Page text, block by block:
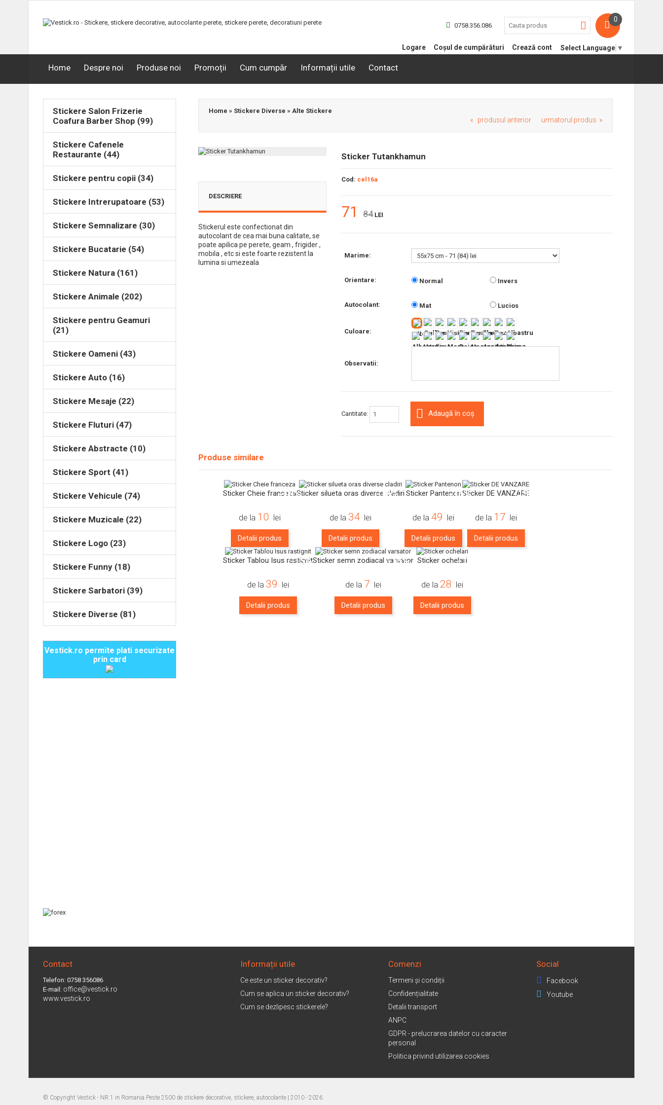
0
0758.356.086
Logare Coșul de cumpărături Crează cont Select Language ▼
Home Despre noi Produse noi Promoții Cum cumpăr Informații utile Contact
Stickere Salon Frizerie
Coafura Barber Shop (99)
Stickere Cafenele
Restaurante (44)
Stickere pentru copii (34)
Stickere Intrerupatoare (53)
Stickere Semnalizare (30)
Stickere Bucatarie (54)
Stickere Natura (161)
Stickere Animale (202)
Stickere pentru Geamuri
(21)
Stickere Oameni (43)
Stickere Auto (16)
Stickere Mesaje (22)
Stickere Fluturi (47)
Stickere Abstracte (10)
Stickere Sport (41)
Stickere Vehicule (74)
Stickere Muzicale (22)
Stickere Logo (23)
Stickere Funny (18)
Stickere Sarbatori (39)
Stickere Diverse (81)
Vestick.ro permite plati securizate
prin card
Home » Stickere Diverse » Alte Stickere
« produsul anterior urmatorul produs »
DESCRIERE
Stickerul este confectionat din
autocolant de cea mai buna calitate, se
poate apilica pe perete, geam , frigider ,
mobila , etc si este foarte rezistent la
lumina si umezeala
Sticker Tutankhamun
Cod: cel16a
71 84LEI
Marime:
Orientare: Normal Invers
Autocolant: Mat Lucios
Culoare:
Observatii:
Cantitate: Adaugă în coș
Produse similare
-16%
Sticker Cheie franceza
de la 10 lei
Detalii produs
-16%
Sticker silueta oras diverse cladiri
de la 34 lei
Detalii produs
-16%
Sticker Pantenon
de la 49 lei
Detalii produs
-15%
Sticker DE VANZARE
de la 17 lei
Detalii produs
-15%
Sticker Tablou Isus rastignit
de la 39 lei
Detalii produs
-15%
Sticker semn zodiacal varsator
de la 7 lei
Detalii produs
-16%
Sticker ochelari
de la 28 lei
Detalii produs
Contact
Telefon: 0758 356086
E-mail: office@vestick.ro
www.vestick.ro
Informații utile
Ce este un sticker decorativ?
Cum se aplica un sticker decorativ?
Cum se dezlipesc stickerele?
Comenzi
Termeni și condiții
Confidențialitate
Detalii transport
ANPC
GDPR - prelucrarea datelor cu caracter
personal
Politica privind utilizarea cookies
Social
Facebook
Youtube
© Copyright Vestick - NR.1 in Romania Peste 2500 de stickere decorative, stickere, autocolante | 2010 - 2026